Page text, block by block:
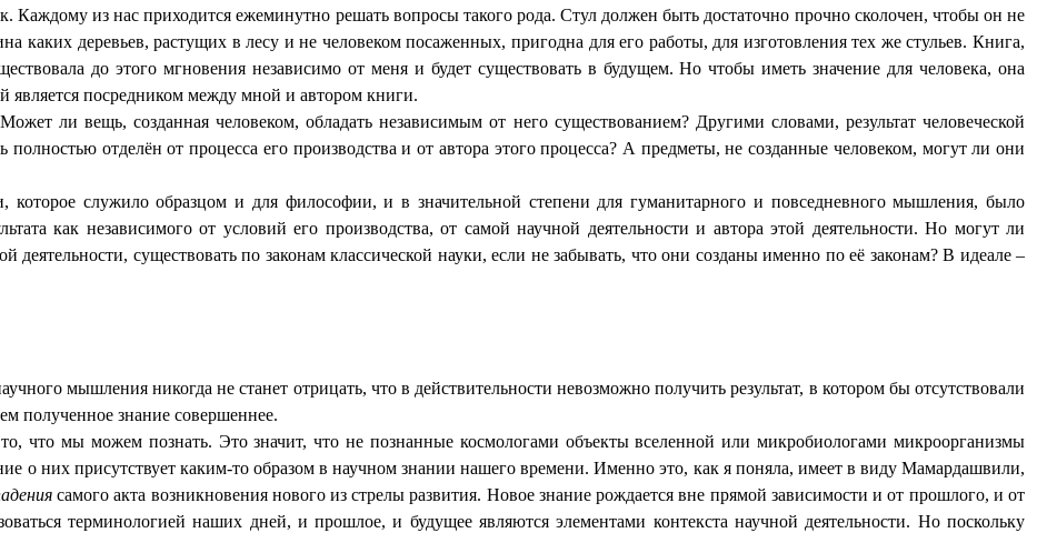
Каждому из нас приходится ежеминутно решать вопросы такого рода. Стул должен быть достаточно прочно сколочен, чтобы он не
каких деревьев, растущих в лесу и не человеком посаженных, пригодна для его работы, для изготовления тех же стульев. Книга,
до этого мгновения независимо от меня и будет существовать в будущем. Но чтобы иметь значение для человека, она
является посредником между мной и автором книги.
ли вещь, созданная человеком, обладать независимым от него существованием? Другими словами, результат человеческой
отделён от процесса его производства и от автора этого процесса? А предметы, не созданные человеком, могут ли они
которое служило образцом и для философии, и в значительной степени для гуманитарного и повседневного мышления, было
как независимого от условий его производства, от самой научной деятельности и автора этой деятельности. Но могут ли
деятельности, существовать по законам классической науки, если не забывать, что они созданы именно по её законам? В идеале –
мышления никогда не станет отрицать, что в действительности невозможно получить результат, в котором бы отсутствовали
полученное знание совершеннее.
что мы можем познать. Это значит, что не познанные космологами объекты вселенной или микробиологами микроорганизмы
о них присутствует каким-то образом в научном знании нашего времени. Именно это, как я поняла, имеет в виду Мамардашвили,
самого акта возникновения нового из стрелы развития. Новое знание рождается вне прямой зависимости и от прошлого, и от
терминологией наших дней, и прошлое, и будущее являются элементами контекста научной деятельности. Но поскольку